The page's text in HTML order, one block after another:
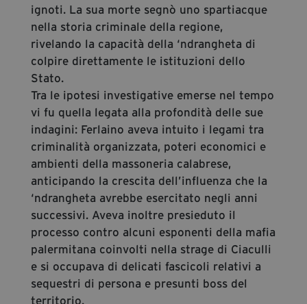
ignoti. La sua morte segnò uno spartiacque
nella storia criminale della regione,
rivelando la capacità della ‘ndrangheta di
colpire direttamente le istituzioni dello
Stato.
Tra le ipotesi investigative emerse nel tempo
vi fu quella legata alla profondità delle sue
indagini: Ferlaino aveva intuito i legami tra
criminalità organizzata, poteri economici e
ambienti della massoneria calabrese,
anticipando la crescita dell’influenza che la
‘ndrangheta avrebbe esercitato negli anni
successivi. Aveva inoltre presieduto il
processo contro alcuni esponenti della mafia
palermitana coinvolti nella strage di Ciaculli
e si occupava di delicati fascicoli relativi a
sequestri di persona e presunti boss del
territorio.